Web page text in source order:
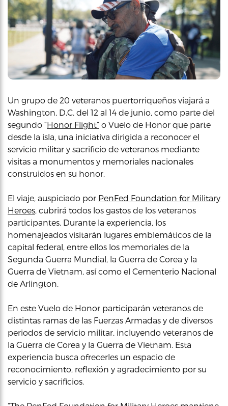
Un grupo de 20 veteranos puertorriqueños viajará a
Washington, D.C. del 12 al 14 de junio, como parte del
segundo “Honor Flight” o Vuelo de Honor que parte
desde la isla, una iniciativa dirigida a reconocer el
servicio militar y sacrificio de veteranos mediante
visitas a monumentos y memoriales nacionales
construidos en su honor.
El viaje, auspiciado por PenFed Foundation for Military
Heroes, cubrirá todos los gastos de los veteranos
participantes. Durante la experiencia, los
homenajeados visitarán lugares emblemáticos de la
capital federal, entre ellos los memoriales de la
Segunda Guerra Mundial, la Guerra de Corea y la
Guerra de Vietnam, así como el Cementerio Nacional
de Arlington.
En este Vuelo de Honor participarán veteranos de
distintas ramas de las Fuerzas Armadas y de diversos
periodos de servicio militar, incluyendo veteranos de
la Guerra de Corea y la Guerra de Vietnam. Esta
experiencia busca ofrecerles un espacio de
reconocimiento, reflexión y agradecimiento por su
servicio y sacrificios.